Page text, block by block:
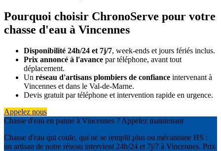
Pourquoi choisir ChronoServe pour votre
chasse d'eau à Vincennes
Disponibilité 24h/24 et 7j/7, week-ends et jours fériés inclus.
Prix annoncé à l'avance par téléphone, avant tout
déplacement.
Un réseau d'artisans plombiers de confiance intervenant à
Vincennes et dans le Val-de-Marne.
Devis gratuit par téléphone et intervention rapide en urgence.
Appelez nous
Chasse d'eau en panne à Vincennes ? Appelez maintenant
Chasse d'eau qui coule, qui ne se remplit plus ou mécanisme HS :
un artisan de notre réseau intervient 24h/24 et 7j/7 à Vincennes. Prix